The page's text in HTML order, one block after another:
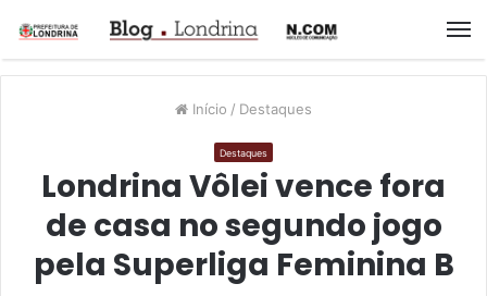
Início / Destaques
Destaques
Londrina Vôlei vence fora
de casa no segundo jogo
pela Superliga Feminina B